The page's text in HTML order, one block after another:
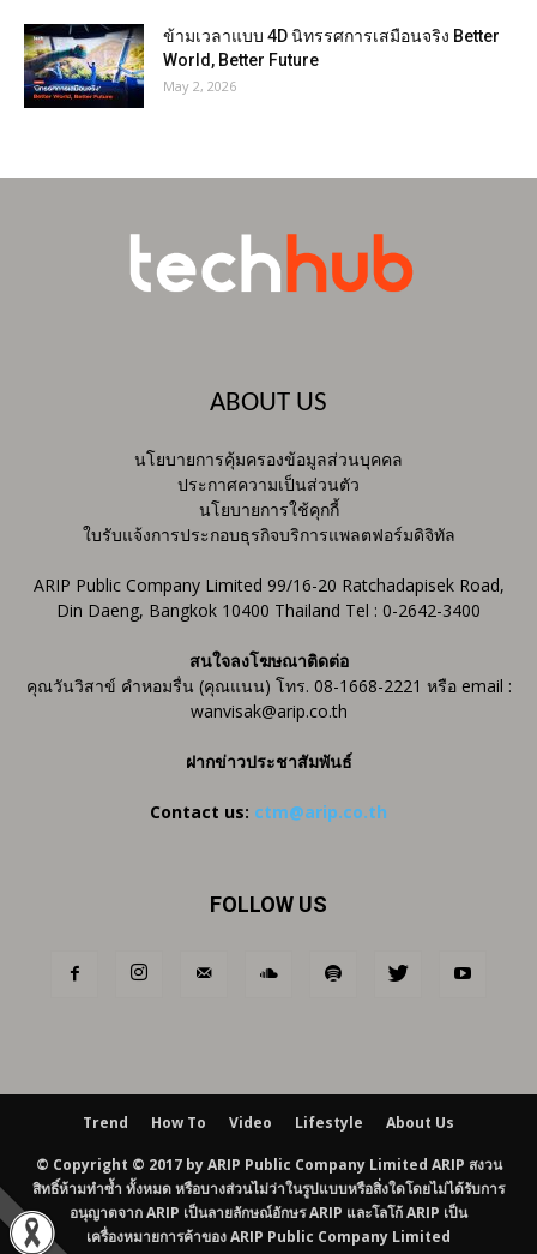
ข้ามเวลาแบบ 4D นิทรรศการเสมือนจริง Better
World, Better Future
May 2, 2026
ABOUT US
นโยบายการคุ้มครองข้อมูลส่วนบุคคล
ประกาศความเป็นส่วนตัว
นโยบายการใช้คุกกี้
ใบรับแจ้งการประกอบธุรกิจบริการแพลตฟอร์มดิจิทัล
ARIP Public Company Limited 99/16-20 Ratchadapisek Road,
Din Daeng, Bangkok 10400 Thailand Tel : 0-2642-3400
สนใจลงโฆษณาติดต่อ
คุณวันวิสาข์ คำหอมรื่น (คุณแนน) โทร. 08-1668-2221 หรือ email :
wanvisak@arip.co.th
ฝากข่าวประชาสัมพันธ์
Contact us: ctm@arip.co.th
FOLLOW US
Trend How To Video Lifestyle About Us
© Copyright © 2017 by ARIP Public Company Limited ARIP สงวน
สิทธิ์ห้ามทำซ้ำ ทั้งหมด หรือบางส่วนไม่ว่าในรูปแบบหรือสิ่งใดโดยไม่ได้รับการ
อนุญาตจาก ARIP เป็นลายลักษณ์อักษร ARIP และโลโก้ ARIP เป็น
เครื่องหมายการค้าของ ARIP Public Company Limited